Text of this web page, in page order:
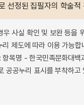
선정된 집필자의 학술
사실 확인 및 보완 등을
제도에 따라 이용 가능합
목명 - 한국민족문화대
공공누리 표시를 부착하